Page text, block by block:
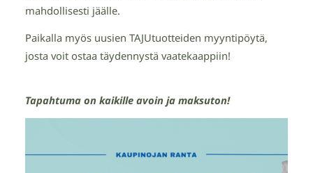
mahdollisesti jäälle.
Paikalla myös uusien TAJUtuotteiden myyntipöytä,
josta voit ostaa täydennystä vaatekaappiin!
Tapahtuma on kaikille avoin ja maksuton!